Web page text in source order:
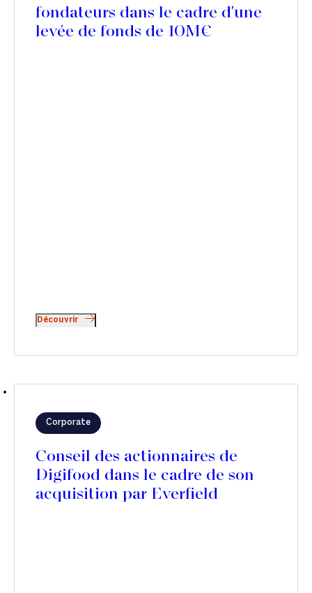
fondateurs dans le cadre d'une
levée de fonds de 10M€
Découvrir
Corporate
Conseil des actionnaires de
Digifood dans le cadre de son
acquisition par Everfield